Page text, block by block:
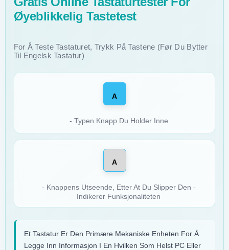
Øyeblikkelig Tastetest
For Å Teste Tastaturet, Trykk På Tastene (før Du Bytter
Til Engelsk Tastatur)
A
- Typen Knapp Du Holder Inne
A
- Knappens Utseende, Etter At Du Slipper Den -
Indikerer Funksjonaliteten
Et Tastatur Er Den Primære Mekaniske Enheten For Å
Legge Inn Informasjon I En Hvilken Som Helst PC Eller